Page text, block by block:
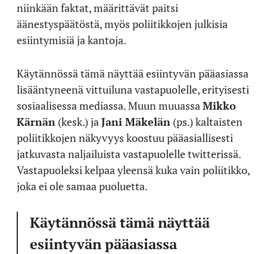
niinkään faktat, määrittävät paitsi
äänestyspäätöstä, myös poliitikkojen julkisia
esiintymisiä ja kantoja.
Käytännössä tämä näyttää esiintyvän pääasiassa
lisääntyneenä vittuiluna vastapuolelle, erityisesti
sosiaalisessa mediassa. Muun muuassaMikko
Kärnän (kesk.) jaJani Mäkelän (ps.) kaltaisten
poliitikkojen näkyvyys koostuu pääasiallisesti
jatkuvasta naljailuista vastapuolelle twitterissä.
Vastapuoleksi kelpaa yleensä kuka vain poliitikko,
joka ei ole samaa puoluetta.
Käytännössä tämä näyttää
esiintyvän pääasiassa